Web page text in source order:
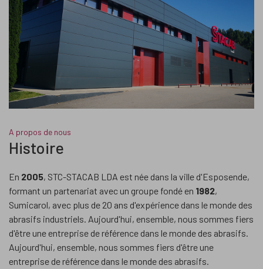
A propos de nous
Histoire
En 2005, STC-STACAB LDA est née dans la ville d'Esposende,
formant un partenariat avec un groupe fondé en 1982,
Sumicarol, avec plus de 20 ans d'expérience dans le monde des
abrasifs industriels. Aujourd'hui, ensemble, nous sommes fiers
d'être une entreprise de référence dans le monde des abrasifs.
Aujourd'hui, ensemble, nous sommes fiers d'être une
entreprise de référence dans le monde des abrasifs.